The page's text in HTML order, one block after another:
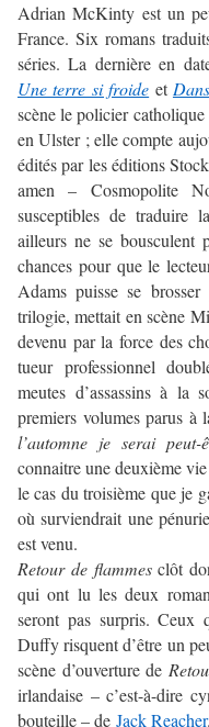
Adrian McKinty est un
France. Six romans
séries. La dernière en
Une terre si froide et
scène le policier
en Ulster ; elle compte
édités par les éditions
amen – Cosmopolite
susceptibles de traduire
ailleurs ne se bousculent
chances pour que le
Adams puisse se
trilogie, mettait en scène
devenu par la force des
tueur professionnel
meutes d’assassins à la
premiers volumes parus à
l’automne je serai peut-
connaitre une deuxième
le cas du troisième que je
où surviendrait une
est venu.
Retour de flammesclôt
qui ont lu les deux
seront pas surpris. Ceux
Duffy risquent d’être un
scène d’ouverture de
irlandaise – c’est-à-dire
bouteille – de Jack Reacher